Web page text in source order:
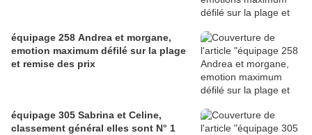
équipage 258 Andrea et morgane,
emotion maximum défilé sur la plage
et remise des prix
équipage 305 Sabrina et Celine,
classement général elles sont N° 1